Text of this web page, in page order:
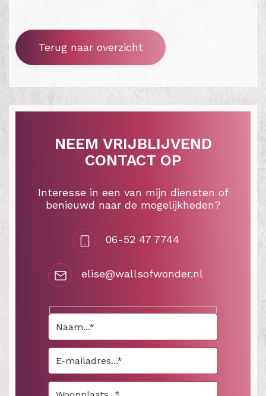
Terug naar overzicht
NEEM VRIJBLIJVEND
CONTACT OP
Interesse in een van mijn diensten of
benieuwd naar de mogelijkheden?
06-52 47 7744
elise@wallsofwonder.nl